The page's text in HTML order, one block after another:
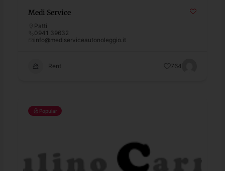
Medi Service
Patti
0941 39632
info@mediserviceautonoleggio.it
Rent 764
Popular